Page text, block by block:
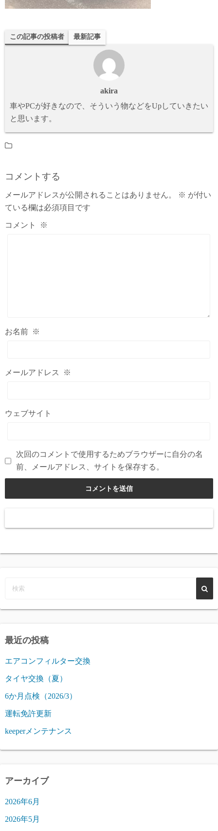
この記事の投稿者 最新記事
akira
車やPCが好きなので、そういう物などをUpしていきたい
と思います。
コメントする
メールアドレスが公開されることはありません。 ※ が付い
ている欄は必須項目です
コメント ※
お名前 ※
メールアドレス ※
ウェブサイト
次回のコメントで使用するためブラウザーに自分の名
前、メールアドレス、サイトを保存する。
最近の投稿
エアコンフィルター交換
タイヤ交換（夏）
6か月点検（2026/3）
運転免許更新
keeperメンテナンス
アーカイブ
2026年6月
2026年5月